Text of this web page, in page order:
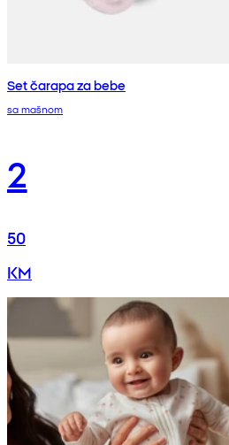
Set čarapa za bebe
sa mašnom
2
50
KM